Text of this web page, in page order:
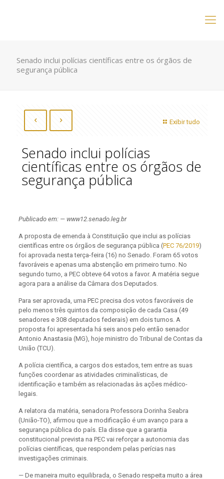
Senado inclui polícias científicas entre os órgãos de
segurança pública
Exibir tudo
Senado inclui polícias
científicas entre os órgãos de
segurança pública
Publicado em: — www12.senado.leg.br
A proposta de emenda à Constituição que inclui as polícias
científicas entre os órgãos de segurança pública (PEC 76/2019)
foi aprovada nesta terça-feira (16) no Senado. Foram 65 votos
favoráveis e apenas uma abstenção em primeiro turno. No
segundo turno, a PEC obteve 64 votos a favor. A matéria segue
agora para a análise da Câmara dos Deputados.
Para ser aprovada, uma PEC precisa dos votos favoráveis de
pelo menos três quintos da composição de cada Casa (49
senadores e 308 deputados federais) em dois turnos. A
proposta foi apresentada há seis anos pelo então senador
Antonio Anastasia (MG), hoje ministro do Tribunal de Contas da
União (TCU).
A polícia científica, a cargos dos estados, tem entre as suas
funções coordenar as atividades criminalísticas, de
identificação e também as relacionadas às ações médico-
legais.
A relatora da matéria, senadora Professora Dorinha Seabra
(União-TO), afirmou que a modificação é um avanço para a
segurança pública do país. Ela disse que a garantia
constitucional prevista na PEC vai reforçar a autonomia das
polícias científicas, que respondem pelas perícias nas
investigações criminais.
— De maneira muito equilibrada, o Senado respeita muito a área